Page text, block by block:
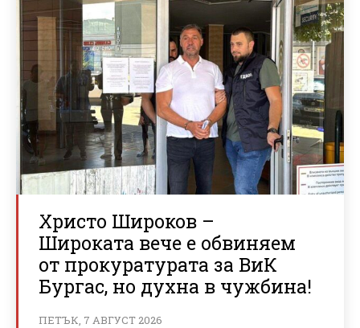
Христо Широков –
Широката вече е обвиняем
от прокуратурата за ВиК
Бургас, но духна в чужбина!
ПЕТЪК, 7 АВГУСТ 2026